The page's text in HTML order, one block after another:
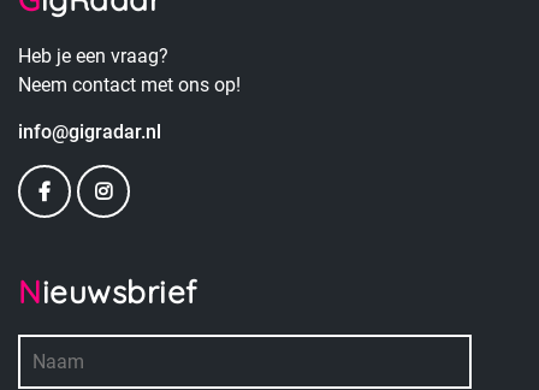
Heb je een vraag?
Neem contact met ons op!
info@gigradar.nl
Nieuwsbrief